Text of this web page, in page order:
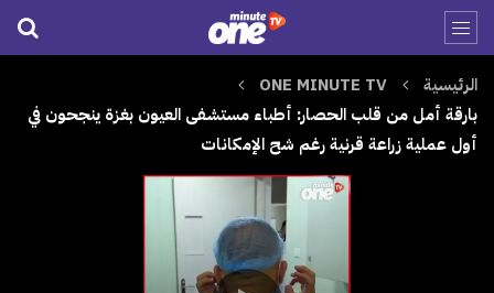
الرئيسية
ONE MINUTE TV
بارقة أمل من قلب الحصار: أطباء مستشفى العيون بغزة ينجحون في
أول عملية زراعة قرنية رغم شح الإمكانات